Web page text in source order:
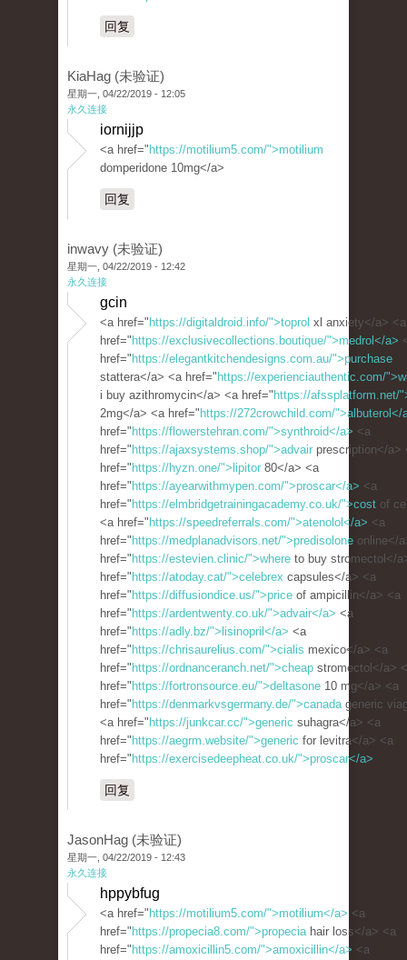
回复
KiaHag (未验证)
星期一, 04/22/2019 - 12:05
永久连接
iornijjp
<a href=" https://motilium5.com/">motilium
domperidone 10mg</a>
回复
inwavy (未验证)
星期一, 04/22/2019 - 12:42
永久连接
gcin
<a href=" https://digitaldroid.info/">toprol xl anxiety</a> <a
href=" https://exclusivecollections.boutique/">medrol</a>
href=" https://elegantkitchendesigns.com.au/">purchase
stattera</a> <a href=" https://experienciauthentic.com/
i buy azithromycin</a> <a href=" https://afssplatform.net/
2mg</a> <a href=" https://272crowchild.com/">albuterol</
href=" https://flowerstehran.com/">synthroid</a> <a
href=" https://ajaxsystems.shop/">advair prescription</a>
href=" https://hyzn.one/">lipitor 80</a> <a
href=" https://ayearwithmypen.com/">proscar</a> <a
href=" https://elmbridgetrainingacademy.co.uk/">cost of
<a href=" https://speedreferrals.com/">atenolol</a> <a
href=" https://medplanadvisors.net/">predisolone online</
href=" https://estevien.clinic/">where to buy stromectol</
href=" https://atoday.cat/">celebrex capsules</a> <a
href=" https://diffusiondice.us/">price of ampicillin</a> <a
href=" https://ardentwenty.co.uk/">advair</a> <a
href=" https://adly.bz/">lisinopril</a> <a
href=" https://chrisaurelius.com/">cialis mexico</a> <a
href=" https://ordnanceranch.net/">cheap stromectol</a>
href=" https://fortronsource.eu/">deltasone 10 mg</a> <a
href=" https://denmarkvsgermany.de/">canadageneric
<a href=" https://junkcar.cc/">generic suhagra</a> <a
href=" https://aegrm.website/">generic for levitra</a> <a
href=" https://exercisedeepheat.co.uk/">proscar</a>
回复
JasonHag (未验证)
星期一, 04/22/2019 - 12:43
永久连接
hppybfug
<a href=" https://motilium5.com/">motilium</a> <a
href=" https://propecia8.com/">propeciahair loss</a> <a
href=" https://amoxicillin5.com/">amoxicillin</a> <a